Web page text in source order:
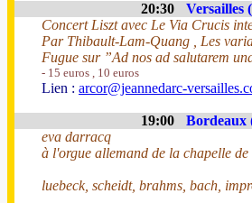
20:30 Versailles
Concert Liszt avec Le Via Crucis
Par Thibault-Lam-Quang , Les
Fugue sur ”Ad nos ad salutarem
- 15 euros , 10 euros
Lien : arcor@jeannedarc-
19:00 Bordeaux
eva darracq
à l'orgue allemand de la chapelle
luebeck, scheidt, brahms, bach,